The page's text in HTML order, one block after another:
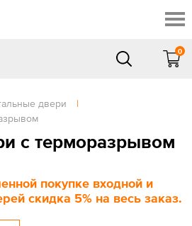
0
двери
|
с терморазрывом
покупке входной и
скидка 5% на весь заказ.